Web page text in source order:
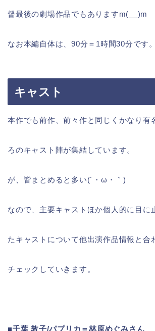
督最後の劇場作品でもありますm(__)m
なお本編自体は、90分＝1時間30分です。
キャスト
本作でも前作、前々作と同じくかなり有
ろのキャスト陣が集結しています。
が、皆まとめると多い(´・ω・｀)
なので、主要キャストほか個人的に目に
たキャストについて他出演作品情報と合
チェックしていきます。
■千葉 敦子/パプリカ＝林原めぐみさん